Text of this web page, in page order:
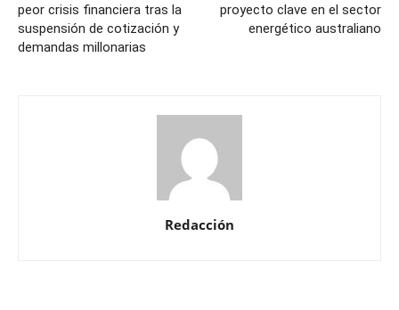
peor crisis financiera tras la
suspensión de cotización y
demandas millonarias
proyecto clave en el sector
energético australiano
Redacción